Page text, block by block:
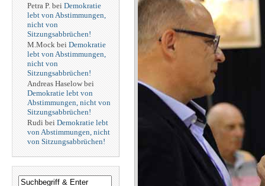
Petra P. bei Demokratie
lebt von Abstimmungen,
nicht von
Sitzungsabbrüchen!
M.Mock bei Demokratie
lebt von Abstimmungen,
nicht von
Sitzungsabbrüchen!
Andreas Haselowbei
Demokratie lebt von
Abstimmungen, nicht von
Sitzungsabbrüchen!
Rudi bei Demokratie lebt
von Abstimmungen, nicht
von Sitzungsabbrüchen!